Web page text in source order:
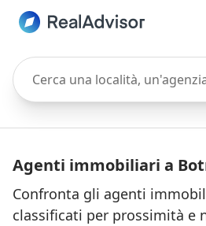
Cerca una località, un'agenzia o
Agenti immobiliari a
Confronta gli agenti
classificati per prossimità e